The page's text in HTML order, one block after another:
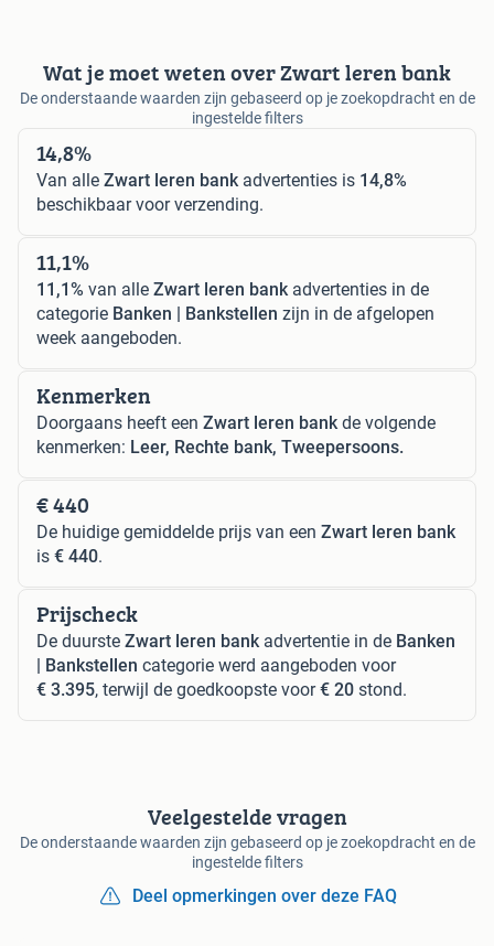
Wat je moet weten over Zwart leren bank
De onderstaande waarden zijn gebaseerd op je zoekopdracht en de
ingestelde filters
14,8%
Van alle Zwart leren bankadvertenties is 14,8%
beschikbaar voor verzending.
11,1%
11,1% van alle Zwart leren bankadvertenties in de
categorie Banken | Bankstellen zijn in de afgelopen
week aangeboden.
Kenmerken
Doorgaans heeft een Zwart leren bankde volgende
kenmerken: Leer, Rechte bank, Tweepersoons.
€ 440
De huidige gemiddelde prijs van een Zwart leren bank
is € 440.
Prijscheck
De duurste Zwart leren bankadvertentie in de Banken
| Bankstellen categorie werd aangeboden voor
€ 3.395, terwijl de goedkoopste voor€ 20 stond.
Veelgestelde vragen
De onderstaande waarden zijn gebaseerd op je zoekopdracht en de
ingestelde filters
Deel opmerkingen over deze FAQ